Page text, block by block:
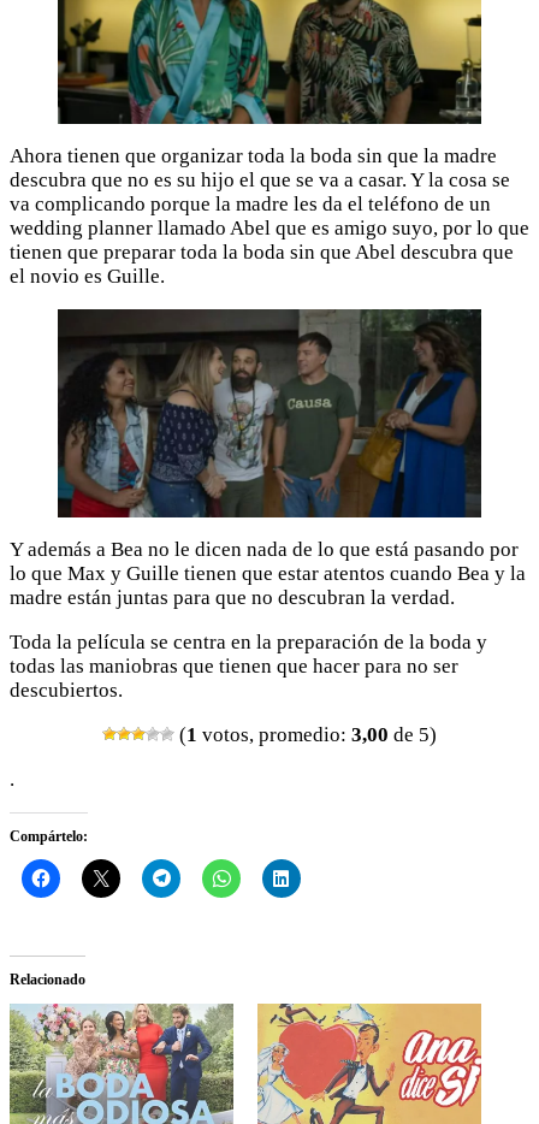
Ahora tienen que organizar toda la boda sin que la madre
descubra que no es su hijo el que se va a casar. Y la cosa se
va complicando porque la madre les da el teléfono de un
wedding planner llamado Abel que es amigo suyo, por lo que
tienen que preparar toda la boda sin que Abel descubra que
el novio es Guille.
Y además a Bea no le dicen nada de lo que está pasando por
lo que Max y Guille tienen que estar atentos cuando Bea y la
madre están juntas para que no descubran la verdad.
Toda la película se centra en la preparación de la boda y
todas las maniobras que tienen que hacer para no ser
descubiertos.
(1 votos, promedio: 3,00 de 5)
.
Compártelo:
Relacionado